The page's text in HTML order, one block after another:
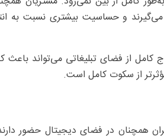
می‌گیرند و حساسیت بیشتری نسبت به
از فضای تبلیغاتی می‌تواند
از سکوت کامل است.
همچنان در فضای دیجیتال حضور